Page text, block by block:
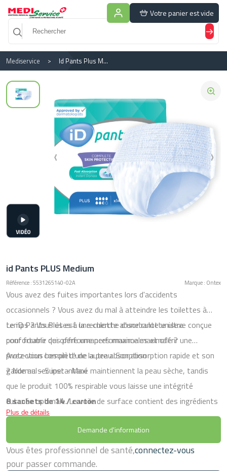
Votre panier est vide
Mediservice Id Pants Plus Medium
id Pants PLUS Medium
Référence : 5531265140-02A Marque : Ontex
Vous avez des fuites importantes lors d'accidents
occasionnels ? Vous avez du mal à atteindre les toilettes à
temps ? Vous êtes à la recherche d'une culotte ultra
confortable qui offre une performance maximale ?​ ​​ ​ ​
Le iD Pants Plus est une culotte absorbante unisexe conçue
pour fournir des performances maximales et offrir une
protection complète de la peau. Son absorption rapide et son
garde au sec instantané maintiennent la peau sèche, tandis
que le produit 100% respirable vous laisse une intégrité
cutanée optimale. Le voile de surface contient des ingrédients
naturels pour un confort permanent. Ce produit a été approuvé
par les dermatologues pour vous apporter discrétion de jour
comme de nuit, et surtout, pour rester vous-même.​​​
Avez-vous besoin d'une autre absorption
? Normal - Super - Maxi
8 sachets de 14 / carton
Plus de détails
Demande d'information
Vous êtes professionnel de santé,connectez-vous
pour passer commande.
Panneau de gestion des cookies